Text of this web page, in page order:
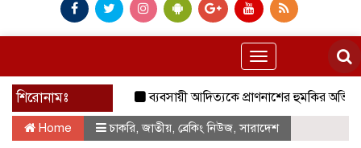
Toggle
navigation
শিরোনামঃ
ব্যবসায়ী আদিত্যকে প্রাণনাশের হুমকির অভিযোগ,
Home চাকরি,জাতীয়, ব্রেকিং নিউজ,সারাদেশ